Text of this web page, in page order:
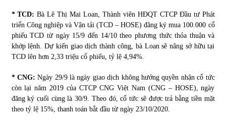
Chứng khoán ngày 12/10/2021: Top 10 cổ phiếu nổi bật
13/10/2021
Top 10 xe bán chạy nhất tháng 9/2021
* TCD: Bà Lê Thị Mai Loan, Thành viên HĐQT CTCP Đầu tư Phát
triển Công nghiệp và Vận tải (TCD – HOSE) đăng ký mua 100.000 cổ
phiếu TCD từ ngày 15/9 đến 14/10 theo phương thức thỏa thuận và
khớp lệnh. Dự kiến giao dịch thành công, bà Loan sẽ nâng sở hữu tại
TCD lên hơn 2,33 triệu cổ phiếu, tỷ lệ 4,94%.
* CNG: Ngày 29/9 là ngày giao dịch không hưởng quyền nhận cổ tức
còn lại năm 2019 của CTCP CNG Việt Nam (CNG – HOSE), ngày
đăng ký cuối cùng là 30/9. Theo đó, cổ tức sẽ được trả bằng tiền mặt
theo tỷ lệ 15%, thanh toán bắt đầu từ ngày 23/10/2020.